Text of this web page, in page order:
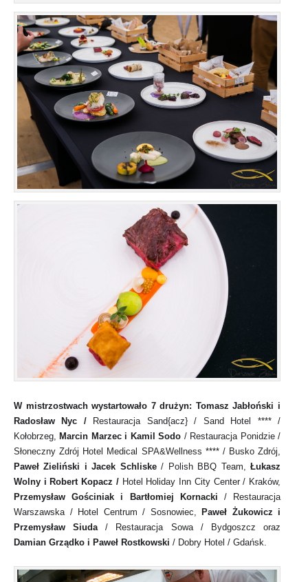
W mistrzostwach wystartowało 7 drużyn: Tomasz Jabłoński i
Radosław Nyc /
Restauracja Sand{acz} / Sand Hotel **** /
Kołobrzeg,
Marcin Marzec i Kamil Sodo / Restauracja Ponidzie /
Słoneczny Zdrój Hotel Medical SPA&Wellness **** / Busko Zdrój,
Paweł Zieliński i Jacek Schliske/ Polish BBQ Team,Łukasz
Wolny i Robert Kopacz / Hotel Holiday Inn City Center / Kraków,
Przemysław Gościniak i Bartłomiej Kornacki / Restauracja
Warszawska / Hotel Centrum / Sosnowiec,
Paweł Żukowicz i
Przemysław Siuda / Restauracja Sowa / Bydgoszczoraz
Damian Grządko i Paweł Rostkowski / Dobry Hotel / Gdańsk.